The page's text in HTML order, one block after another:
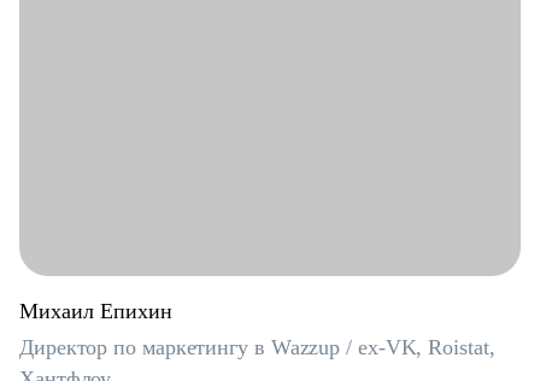
Михаил Епихин
Директор по маркетингу в Wazzup / ex-VK, Roistat,